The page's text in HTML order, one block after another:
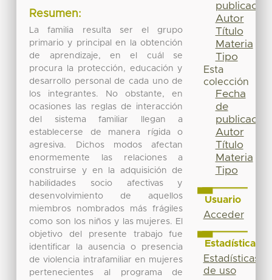
Resumen:
La familia resulta ser el grupo
primario y principal en la obtención
de aprendizaje, en el cuál se
procura la protección, educación y
desarrollo personal de cada uno de
los integrantes. No obstante, en
ocasiones las reglas de interacción
del sistema familiar llegan a
establecerse de manera rígida o
agresiva. Dichos modos afectan
enormemente las relaciones a
construirse y en la adquisición de
habilidades socio afectivas y
desenvolvimiento de aquellos
miembros nombrados más frágiles
como son los niños y las mujeres. El
objetivo del presente trabajo fue
identificar la ausencia o presencia
de violencia intrafamiliar en mujeres
pertenecientes al programa de
publicación
Autor
Título
Materia
Tipo
Esta
colección
Fecha
de
publicación
Autor
Título
Materia
Tipo
Usuario
Acceder
Estadísticas
Estadísticas
de uso